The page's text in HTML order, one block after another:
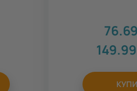
76.69
КУПИ